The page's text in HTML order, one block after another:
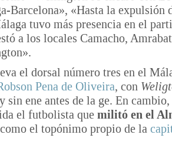
Barcelona», «Hasta la expulsión
tuvo más presencia en el
a los locales Camacho,
el dorsal número tres en el
Pena de Oliveira, con
sin ene antes de la ge. En cambio,
el futbolista que militó en el
el topónimo propio de la